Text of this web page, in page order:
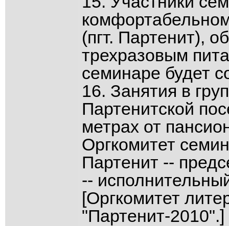
(пгт. Партенит),
трехразовым
семинаре будет
16. Занятия в
Партенитской
метрах от
Оргкомитет
Партенит --
--
[Оргкомитет
"Партенит-2010".]